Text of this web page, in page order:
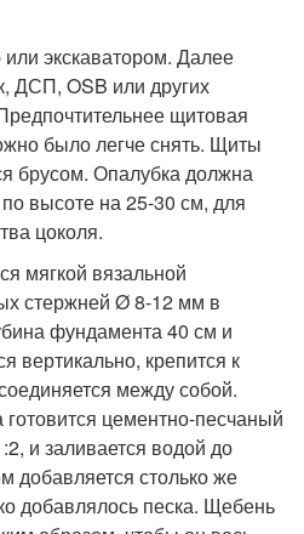
экскаватором. Далее
ДСП, OSB или других
щитовая
было легче снять. Щиты
брусом. Опалубка должна
высоте на 25-30 см, для
цоколя.
мягкой вязальной
стержней Ø 8-12 мм в
фундамента 40 см и
вертикально, крепится к
между собой.
цементно-песчаный
и заливается водой до
добавляется столько же
добавлялось песка. Щебень